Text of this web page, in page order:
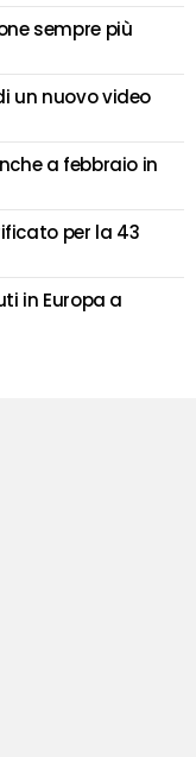
sempre più
un nuovo video
a febbraio in
per la 43
in Europa a